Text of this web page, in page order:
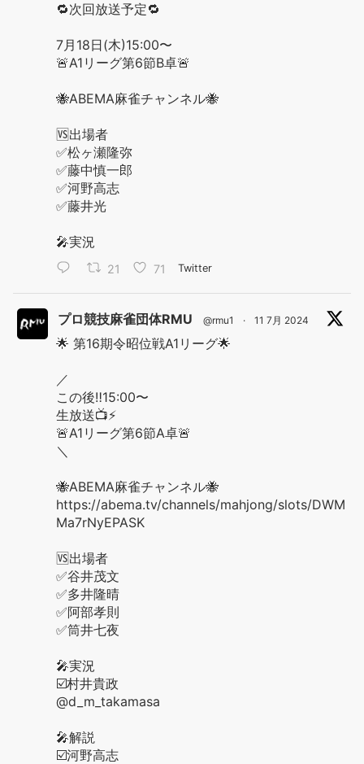
🔁次回放送予定🔁
7月18日(木)15:00〜
🚨A1リーグ第6節B卓🚨
🐝ABEMA麻雀チャンネル🐝
🆚出場者
✅松ヶ瀬隆弥
✅藤中慎一郎
✅河野高志
✅藤井光
🎤実況
21 71 Twitter
プロ競技麻雀団体RMU @rmu1 · 11 7月 2024
🌟 第16期令昭位戦A1リーグ🌟
／
この後‼️15:00〜
生放送📺⚡️
🚨A1リーグ第6節A卓🚨
＼
🐝ABEMA麻雀チャンネル🐝
https://abema.tv/channels/mahjong/slots/DWM
Ma7rNyEPASK
🆚出場者
✅谷井茂文
✅多井隆晴
✅阿部孝則
✅筒井七夜
🎤実況
☑️村井貴政
@d_m_takamasa
🎤解説
☑️河野高志